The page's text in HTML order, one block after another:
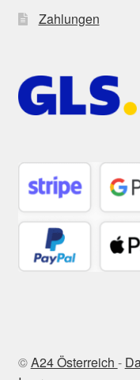
Zahlungen
©A24 Österreich -